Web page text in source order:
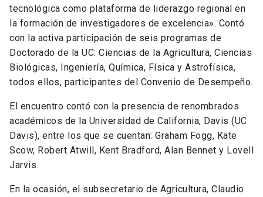
tecnológica como plataforma de liderazgo regional en
la formación de investigadores de excelencia». Contó
con la activa participación de seis programas de
Doctorado de la UC: Ciencias de la Agricultura, Ciencias
Biológicas, Ingeniería, Química, Física y Astrofísica,
todos ellos, participantes del Convenio de Desempeño.
El encuentro contó con la presencia de renombrados
académicos de la Universidad de California, Davis (UC
Davis), entre los que se cuentan: Graham Fogg, Kate
Scow, Robert Atwill, Kent Bradford, Alan Bennet y Lovell
Jarvis.
En la ocasión, el subsecretario de Agricultura, Claudio